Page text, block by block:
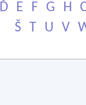
Ď E F G H
Š
T U V